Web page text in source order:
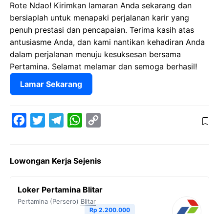
Rote Ndao! Kirimkan lamaran Anda sekarang dan
bersiaplah untuk menapaki perjalanan karir yang
penuh prestasi dan pencapaian. Terima kasih atas
antusiasme Anda, dan kami nantikan kehadiran Anda
dalam perjalanan menuju kesuksesan bersama
Pertamina. Selamat melamar dan semoga berhasil!
Lamar Sekarang
e
o
t
e
e
r
W
t
A
p
y
i
n
Lowongan Kerja Sejenis
Loker Pertamina Blitar
Pertamina (Persero) Blitar
Rp 2.200.000